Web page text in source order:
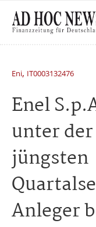
Eni, IT0003132476
Enel
unter
jüngsten
Anleger